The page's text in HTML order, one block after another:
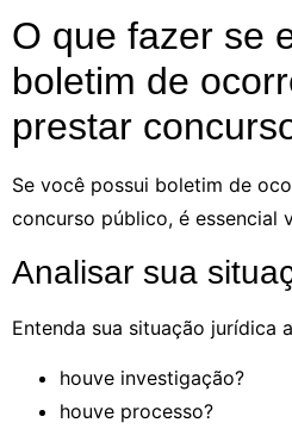
O que fazer se
boletim de
prestar
Se você possui boletim de
concurso público, é essencial
Analisar sua
Entenda sua situação jurídica
houve investigação?
houve processo?